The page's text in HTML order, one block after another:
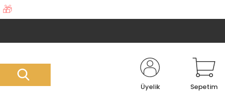
🎁
Üyelik Sepetim